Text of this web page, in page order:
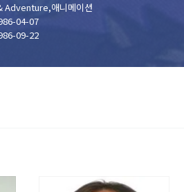
군웅물 성격에 '발도아'라는 필살기가
이 되었다.
Adventure,애니메이션
04-07
09-22